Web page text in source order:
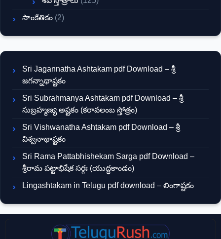
సాంకేతికం (2)
Sri Jagannatha Ashtakam pdf Download – శ్రీ
జగన్నాథాష్టకం
Sri Subrahmanya Ashtakam pdf Download – శ్రీ
సుబ్రహ్మణ్య అష్టకం (కరావలంబ స్తోత్రం)
Sri Vishwanatha Ashtakam pdf Download – శ్రీ
విశ్వనాథాష్టకం
Sri Rama Pattabhishekam Sarga pdf Download –
శ్రీరామ పట్టాభిషేక సర్గః (యుద్ధకాండం)
Lingashtakam in Telugu pdf download – లింగాష్టకం